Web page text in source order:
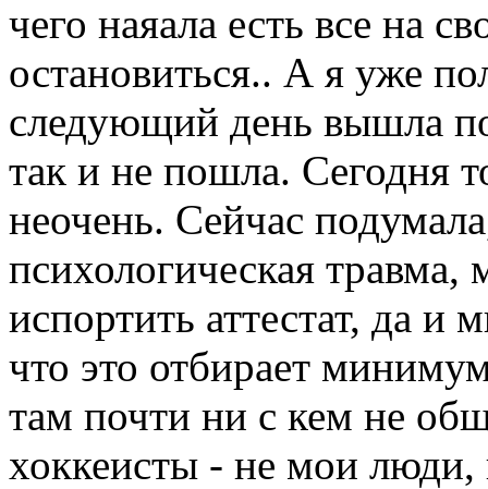
чего наяала есть все на
остановиться.. А я уже
следующий день вышла
так и не пошла. Сегодня
неочень. Сейчас
психологическая
испортить аттестат, да и
что это отбирает
там почти ни с кем не
хоккеисты - не мои люди,